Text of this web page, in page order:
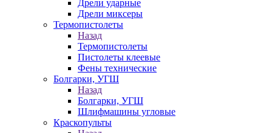
Дрели ударные
Дрели миксеры
Термопистолеты
Назад
Термопистолеты
Пистолеты клеевые
Фены технические
Болгарки, УГШ
Назад
Болгарки, УГШ
Шлифмашины угловые
Краскопульты